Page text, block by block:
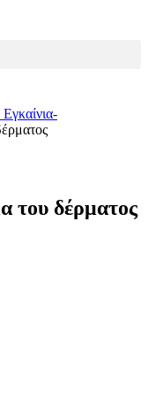
του δέρματος